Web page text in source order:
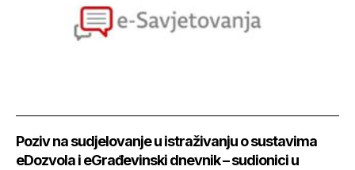
Poziv na sudjelovanje u istraživanju o sustavima
eDozvola i eGrađevinski dnevnik – sudionici u